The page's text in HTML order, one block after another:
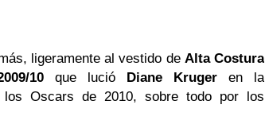
ligeramente al vestido de Alta Costura
10 que lució Diane Kruger en la
los Oscars de 2010, sobre todo por los